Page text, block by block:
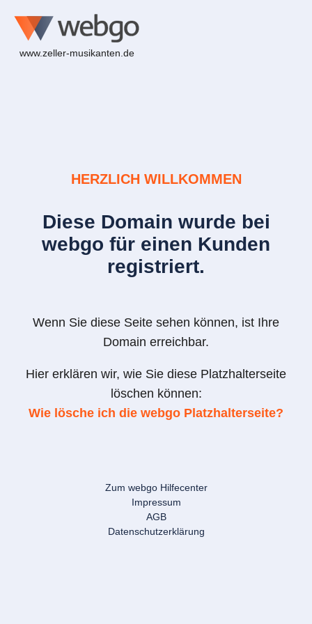
www.zeller-musikanten.de
HERZLICH WILLKOMMEN
Diese Domain wurde bei
webgo für einen Kunden
registriert.
Wenn Sie diese Seite sehen können, ist Ihre
Domain erreichbar.
Hier erklären wir, wie Sie diese Platzhalterseite
löschen können:
Wie lösche ich die webgo Platzhalterseite?
Zum webgo Hilfecenter
Impressum
AGB
Datenschutzerklärung